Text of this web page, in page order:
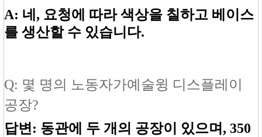
A: 네, 요청에 따라 색상을 칠하고 베이스
를 생산할 수 있습니다.
Q: 몇 명의 노동자가예술윙 디스플레이
공장?
답변: 동관에 두 개의 공장이 있으며, 350